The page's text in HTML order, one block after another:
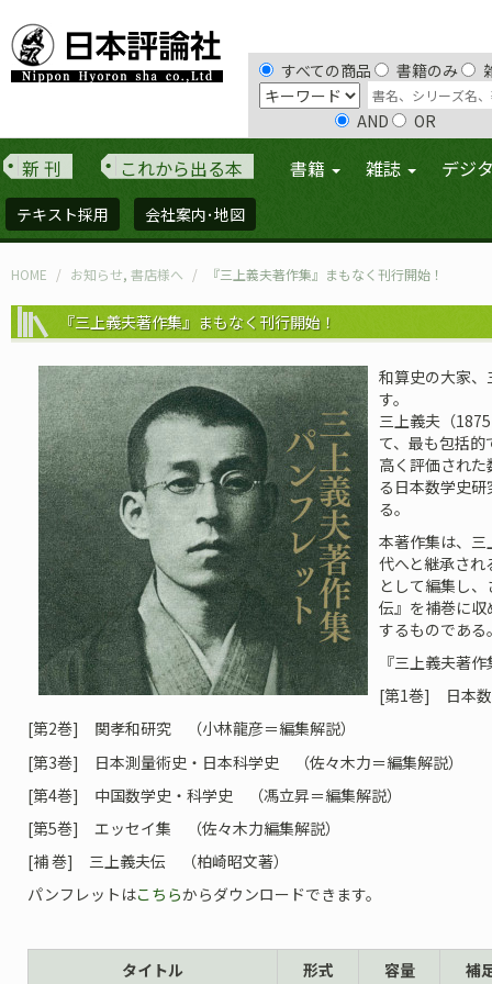
すべての商品 書籍のみ
AND OR
新 刊 これから出る本 書籍 雑誌 デジ
テキスト採用 会社案内･地図
HOME お知らせ, 書店様へ 『三上義夫著作集』まもなく刊行開始！
『三上義夫著作集』まもなく刊行開始！
和算史の大家
す。
三上義夫（
て、最も包括
高く評価され
る日本数学史
る。
本著作集は、
代へと継承さ
として編集し
伝』を補巻に
するものである
『三上義夫著
[第1巻] 日本
[第2巻] 関孝和研究 （小林龍彦＝編集解説）
[第3巻] 日本測量術史・日本科学史 （佐々木力＝編集解説）
[第4巻] 中国数学史・科学史 （馮立昇＝編集解説）
[第5巻] エッセイ集 （佐々木力編集解説）
[補 巻] 三上義夫伝 （柏崎昭文著）
パンフレットはこちらからダウンロードできます。
タイトル 形式 容量 補